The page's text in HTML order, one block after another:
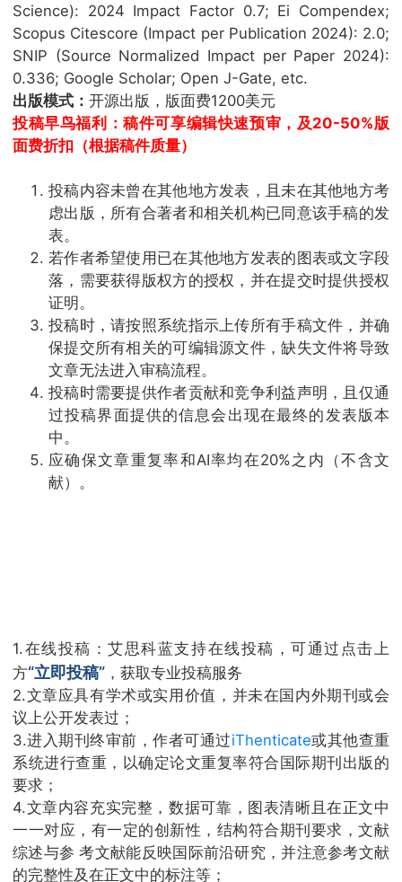
Science): 2024 Impact Factor 0.7; Ei Compendex;
Scopus Citescore (Impact per Publication 2024): 2.0;
SNIP (Source Normalized Impact per Paper 2024):
0.336; Google Scholar; Open J-Gate, etc.
出版模式： 开源出版，版面费1200美元
投稿早鸟福利：稿件可享编辑快速预审，及20-50%版
面费折扣（根据稿件质量）
投稿内容未曾在其他地方发表，且未在其他地方考
虑出版，所有合著者和相关机构已同意该手稿的发
表。
若作者希望使用已在其他地方发表的图表或文字段
落，需要获得版权方的授权，并在提交时提供授权
证明。
投稿时，请按照系统指示上传所有手稿文件，并确
保提交所有相关的可编辑源文件，缺失文件将导致
文章无法进入审稿流程。
投稿时需要提供作者贡献和竞争利益声明，且仅通
过投稿界面提供的信息会出现在最终的发表版本
中。
应确保文章重复率和AI率均在20%之内（不含文
献）。
1.在线投稿：艾思科蓝支持在线投稿，可通过点击上
方“立即投稿” ，获取专业投稿服务
2.文章应具有学术或实用价值，并未在国内外期刊或会
议上公开发表过；
3.进入期刊终审前，作者可通过iThenticate或其他查重
系统进行查重，以确定论文重复率符合国际期刊出版的
要求；
4.文章内容充实完整，数据可靠，图表清晰且在正文中
一一对应，有一定的创新性，结构符合期刊要求，文献
综述与参 考文献能反映国际前沿研究，并注意参考文献
的完整性及在正文中的标注等；